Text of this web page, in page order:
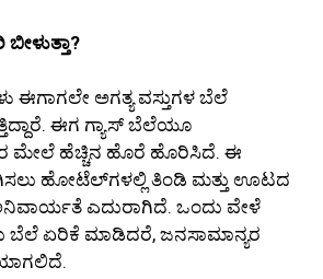
ಅಗತ್ಯ ವಸ್ತುಗಳ ಬೆಲೆ
ಈಗ ಗ್ಯಾಸ್ ಬೆಲೆಯೂ
ಮೇಲೆ ಹೆಚ್ಚಿನ ಹೊರೆ ಹೊರಿಸಿದೆ. ಈ
ಹೋಟೆಲ್‌ಗಳಲ್ಲಿ ತಿಂಡಿ ಮತ್ತು ಊಟದ
ಎದುರಾಗಿದೆ. ಒಂದು ವೇಳೆ
ಏರಿಕೆ ಮಾಡಿದರೆ, ಜನಸಾಮಾನ್ಯರ